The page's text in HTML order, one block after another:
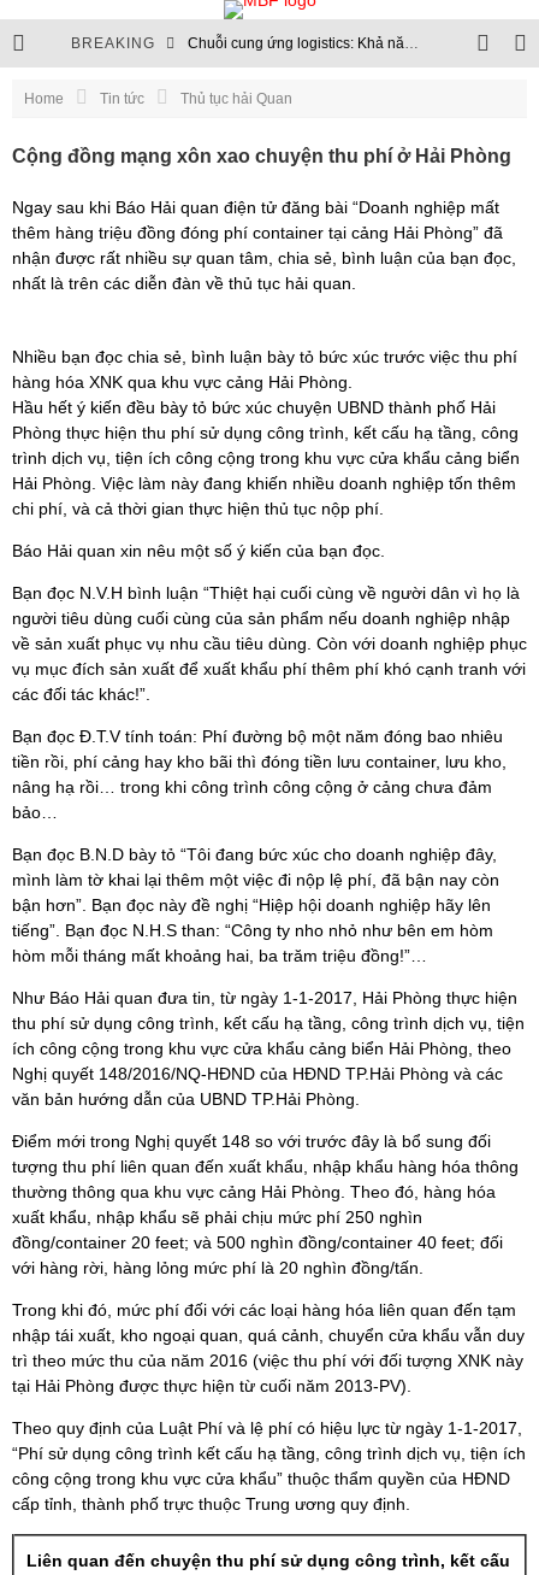
BREAKING Chuỗi cung ứng logistics: Khả năng chống chịu trở thành chuẩn mực mới
Home Tin tức Thủ tục hải Quan
Cộng đồng mạng xôn xao chuyện thu phí ở Hải Phòng
Ngay sau khi Báo Hải quan điện tử đăng bài “Doanh nghiệp mất
thêm hàng triệu đồng đóng phí container tại cảng Hải Phòng” đã
nhận được rất nhiều sự quan tâm, chia sẻ, bình luận của bạn đọc,
nhất là trên các diễn đàn về thủ tục hải quan.
Nhiều bạn đọc chia sẻ, bình luận bày tỏ bức xúc trước việc thu phí
hàng hóa XNK qua khu vực cảng Hải Phòng.
Hầu hết ý kiến đều bày tỏ bức xúc chuyện UBND thành phố Hải
Phòng thực hiện thu phí sử dụng công trình, kết cấu hạ tầng, công
trình dịch vụ, tiện ích công cộng trong khu vực cửa khẩu cảng biển
Hải Phòng. Việc làm này đang khiến nhiều doanh nghiệp tốn thêm
chi phí, và cả thời gian thực hiện thủ tục nộp phí.
Báo Hải quan xin nêu một số ý kiến của bạn đọc.
Bạn đọc N.V.H bình luận “Thiệt hại cuối cùng về người dân vì họ là
người tiêu dùng cuối cùng của sản phẩm nếu doanh nghiệp nhập
về sản xuất phục vụ nhu cầu tiêu dùng. Còn với doanh nghiệp phục
vụ mục đích sản xuất để xuất khẩu phí thêm phí khó cạnh tranh với
các đối tác khác!”.
Bạn đọc Đ.T.V tính toán: Phí đường bộ một năm đóng bao nhiêu
tiền rồi, phí cảng hay kho bãi thì đóng tiền lưu container, lưu kho,
nâng hạ rồi… trong khi công trình công cộng ở cảng chưa đảm
bảo…
Bạn đọc B.N.D bày tỏ “Tôi đang bức xúc cho doanh nghiệp đây,
mình làm tờ khai lại thêm một việc đi nộp lệ phí, đã bận nay còn
bận hơn”. Bạn đọc này đề nghị “Hiệp hội doanh nghiệp hãy lên
tiếng”. Bạn đọc N.H.S than: “Công ty nho nhỏ như bên em hòm
hòm mỗi tháng mất khoảng hai, ba trăm triệu đồng!”…
Như Báo Hải quan đưa tin, từ ngày 1-1-2017, Hải Phòng thực hiện
thu phí sử dụng công trình, kết cấu hạ tầng, công trình dịch vụ, tiện
ích công cộng trong khu vực cửa khẩu cảng biển Hải Phòng, theo
Nghị quyết 148/2016/NQ-HĐND của HĐND TP.Hải Phòng và các
văn bản hướng dẫn của UBND TP.Hải Phòng.
Điểm mới trong Nghị quyết 148 so với trước đây là bổ sung đối
tượng thu phí liên quan đến xuất khẩu, nhập khẩu hàng hóa thông
thường thông qua khu vực cảng Hải Phòng. Theo đó, hàng hóa
xuất khẩu, nhập khẩu sẽ phải chịu mức phí 250 nghìn
đồng/container 20 feet; và 500 nghìn đồng/container 40 feet; đối
với hàng rời, hàng lỏng mức phí là 20 nghìn đồng/tấn.
Trong khi đó, mức phí đối với các loại hàng hóa liên quan đến tạm
nhập tái xuất, kho ngoại quan, quá cảnh, chuyển cửa khẩu vẫn duy
trì theo mức thu của năm 2016 (việc thu phí với đối tượng XNK này
tại Hải Phòng được thực hiện từ cuối năm 2013-PV).
Theo quy định của Luật Phí và lệ phí có hiệu lực từ ngày 1-1-2017,
“Phí sử dụng công trình kết cấu hạ tầng, công trình dịch vụ, tiện ích
công cộng trong khu vực cửa khẩu” thuộc thẩm quyền của HĐND
cấp tỉnh, thành phố trực thuộc Trung ương quy định.
Liên quan đến chuyện thu phí sử dụng công trình, kết cấu